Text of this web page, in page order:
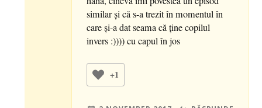
similar și că s-a trezit în momentul în
care și-a dat seama că ține copilul
invers :)))) cu capul în jos
+1